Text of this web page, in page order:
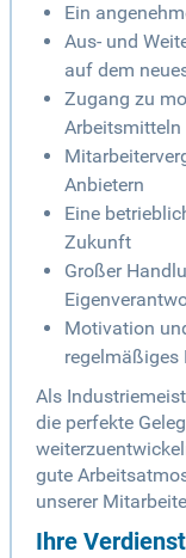
Ein
Aus- und
auf dem
Zugang zu
Arbeitsmitteln
Anbietern
Eine
Zukunft
Großer
Motivation
regelmäßiges
Als
die perfekte
gute
unserer
Ihre